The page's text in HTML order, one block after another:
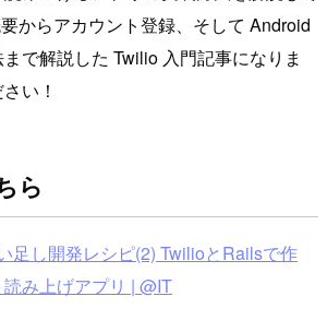
からアカウント登録、そして Android
で解説した Twilio 入門記事になりま
い！
ら
足し開発レシピ(2) TwilioとRailsで作
み上げアプリ | @IT